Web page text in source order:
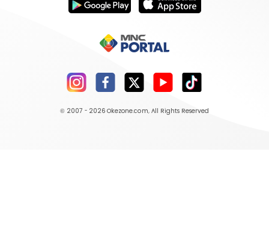
© 2007 - 2026 Okezone.com, All Rights Reserved